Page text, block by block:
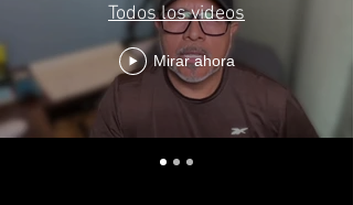
Todos los videos
Mirar ahora